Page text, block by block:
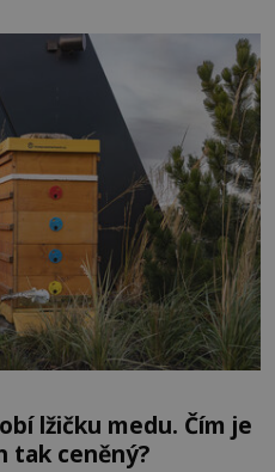
hlídání týče. Dalo by se
lžičku medu. Čím je
tak ceněný?